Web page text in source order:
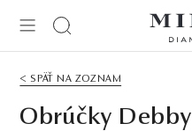
< SPÄŤ NA ZOZNAM
Obrúčky Debby